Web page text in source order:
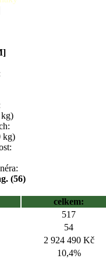
kg)
(56)
celkem:
517
54
2 924 490 Kč
10,4%